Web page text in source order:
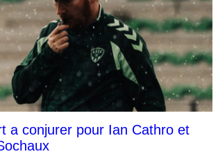
a conjurer pour Ian Cathro et